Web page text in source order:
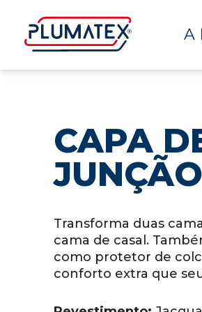
A
CAPA
JUNÇÃO
Transforma duas
cama de casal.
como protetor de
conforto extra que